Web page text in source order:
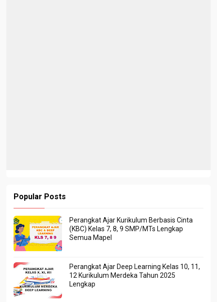
Popular Posts
Perangkat Ajar Kurikulum Berbasis Cinta
(KBC) Kelas 7, 8, 9 SMP/MTs Lengkap
Semua Mapel
Perangkat Ajar Deep Learning Kelas 10, 11,
12 Kurikulum Merdeka Tahun 2025
Lengkap